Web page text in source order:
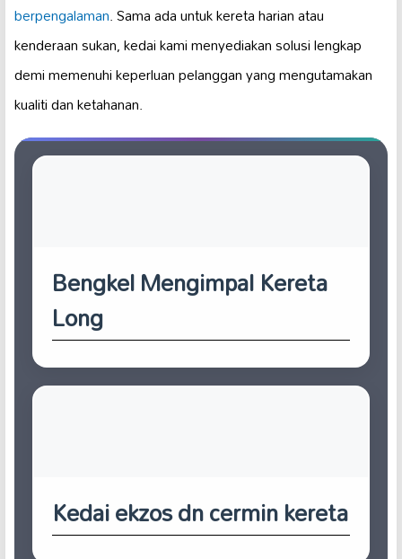
berpengalaman. Sama ada untuk kereta harian atau
kenderaan sukan, kedai kami menyediakan solusi lengkap
demi memenuhi keperluan pelanggan yang mengutamakan
kualiti dan ketahanan.
Bengkel Mengimpal Kereta
Long
Kedai ekzos dn cermin kereta